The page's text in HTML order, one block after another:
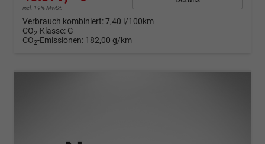
incl. 19% MwSt.
Verbrauch kombiniert:7,40 l/100km
CO2-Klasse: G
CO2-Emissionen: 182,00 g/km